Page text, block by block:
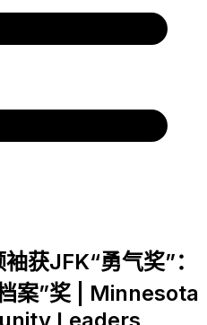
获JFK“勇气奖”：
案”奖 | Minnesota